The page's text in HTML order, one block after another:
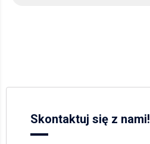
Skontaktuj się z nami!